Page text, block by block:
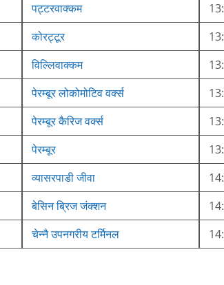
पट्टरवाक्कम
कोरट्टूर
विल्लिवाक्कम
पेरम्बूर लोकोमोटिव वर्क्स
पेरम्बूर कैरिज वर्क्स
पेरम्बूर
व्यासरपाडी जीवा
बेसिन ब्रिज जंक्शन
चेन्नै उपनगरीय टर्मिनल